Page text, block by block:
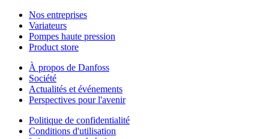
Nos entreprises
Variateurs
Pompes haute pression
Product store
À propos de Danfoss
Société
Actualités et événements
Perspectives pour l'avenir
Politique de confidentialité
Conditions d'utilisation